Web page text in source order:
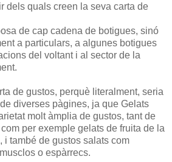
dels quals creen la seva carta de
de cap cadena de botigues, sinó
a particulars, a algunes botigues
del voltant i al sector de la
de gustos, perquè literalment, seria
diverses pàgines, ja que Gelats
molt àmplia de gustos, tant de
per exemple gelats de fruita de la
i també de gustos salats com
o espàrrecs.